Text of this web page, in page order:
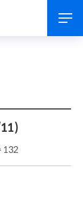
132